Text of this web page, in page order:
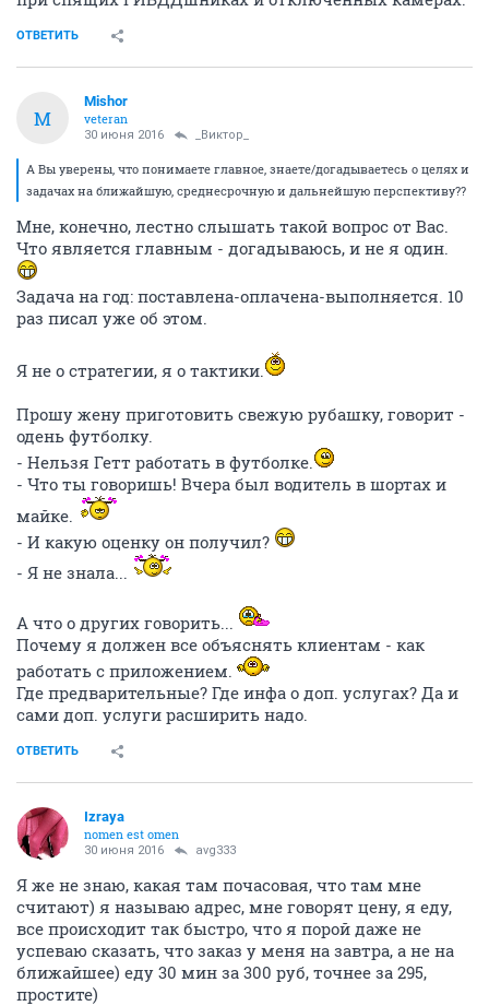
ОТВЕТИТЬ
M
Mishor
veteran
30 июня 2016 _Виктор_
А Вы уверены, что понимаете главное, знаете/догадываетесь о целях и
задачах на ближайшую, среднесрочную и дальнейшую перспективу??
Мне, конечно, лестно слышать такой вопрос от Вас.
Что является главным - догадываюсь, и не я один.
Задача на год: поставлена-оплачена-выполняется. 10
раз писал уже об этом.
Я не о стратегии, я о тактики.
Прошу жену приготовить свежую рубашку, говорит -
одень футболку.
- Нельзя Гетт работать в футболке.
- Что ты говоришь! Вчера был водитель в шортах и
майке.
- И какую оценку он получил?
- Я не знала...
А что о других говорить...
Почему я должен все объяснять клиентам - как
работать с приложением.
Где предварительные? Где инфа о доп. услугах? Да и
сами доп. услуги расширить надо.
ОТВЕТИТЬ
Izraya
nomen est omen
30 июня 2016 avg333
Я же не знаю, какая там почасовая, что там мне
считают) я называю адрес, мне говорят цену, я еду,
все происходит так быстро, что я порой даже не
успеваю сказать, что заказ у меня на завтра, а не на
ближайшее) еду 30 мин за 300 руб, точнее за 295,
простите)